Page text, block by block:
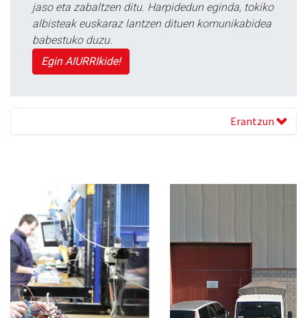
jaso eta zabaltzen ditu. Harpidedun eginda, tokiko
albisteak euskaraz lantzen dituen komunikabidea
babestuko duzu.
Egin AIURRIkide!
Erantzun